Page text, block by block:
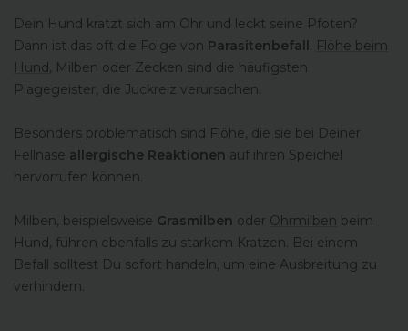
Dein Hund kratzt sich am Ohr und leckt seine Pfoten?
Dann ist das oft die Folge von Parasitenbefall. Flöhe beim
Hund, Milben oder Zecken sind die häufigsten
Plagegeister, die Juckreiz verursachen.
Besonders problematisch sind Flöhe, die sie bei Deiner
Fellnase allergische Reaktionen auf ihren Speichel
hervorrufen können.
Milben, beispielsweise Grasmilben oder Ohrmilben beim
Hund, führen ebenfalls zu starkem Kratzen. Bei einem
Befall solltest Du sofort handeln, um eine Ausbreitung zu
verhindern.